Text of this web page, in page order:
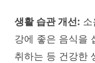
생활 습관 개선:
강에 좋은 음식을
취하는 등 건강한